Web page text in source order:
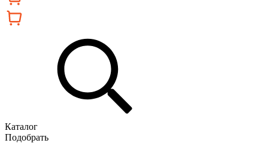
Каталог
Подобрать